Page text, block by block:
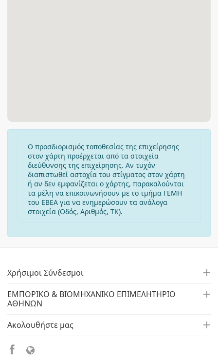
Ο προσδιορισμός τοποθεσίας της επιχείρησης
στον χάρτη προέρχεται από τα στοιχεία
διεύθυνσης της επιχείρησης. Αν τυχόν
διαπιστωθεί αστοχία του στίγματος στον χάρτη
ή αν δεν εμφανίζεται ο χάρτης, παρακαλούνται
τα μέλη να επικοινωνήσουν με το τμήμα ΓΕΜΗ
του ΕΒΕΑ για να ενημερώσουν τα ανάλογα
στοιχεία (Οδός, Αριθμός, ΤΚ).
Χρήσιμοι Σύνδεσμοι
ΕΜΠΟΡΙΚΟ & ΒΙΟΜΗΧΑΝΙΚΟ ΕΠΙΜΕΛΗΤΗΡΙΟ
ΑΘΗΝΩΝ
Ακολουθήστε μας